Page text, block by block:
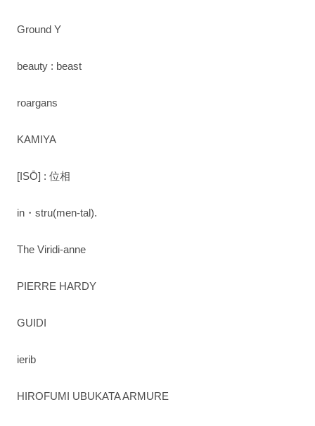
Ground Y
beauty : beast
roargans
KAMIYA
[ISŌ] : 位相
in・stru(men-tal).
The Viridi-anne
PIERRE HARDY
GUIDI
ierib
HIROFUMI UBUKATA ARMURE